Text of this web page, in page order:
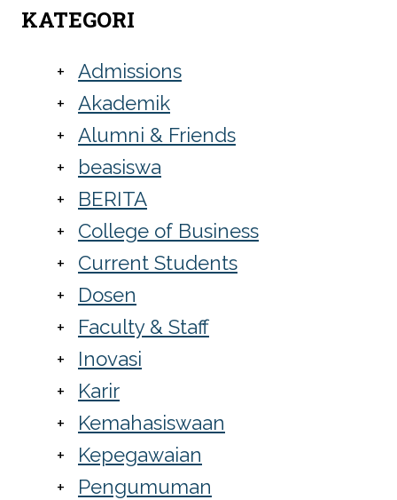
KATEGORI
Admissions
Akademik
Alumni & Friends
beasiswa
BERITA
College of Business
Current Students
Dosen
Faculty & Staff
Inovasi
Karir
Kemahasiswaan
Kepegawaian
Pengumuman